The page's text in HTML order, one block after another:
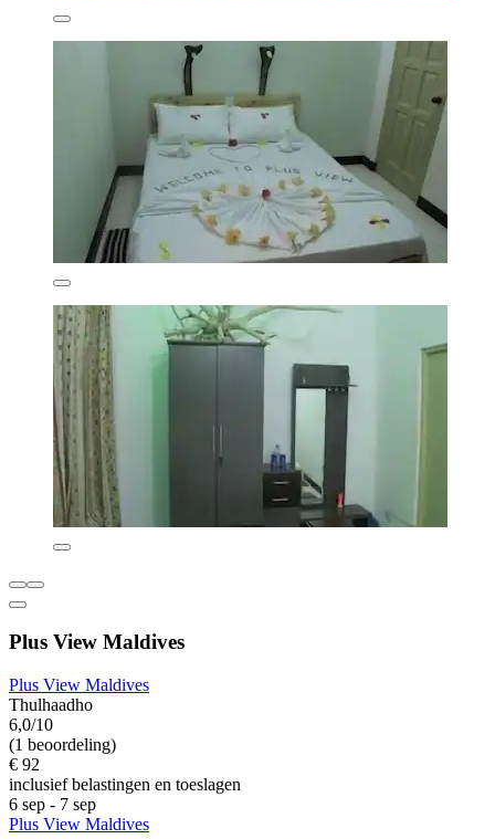
Plus View Maldives
Plus View Maldives
Thulhaadho
6,0/10
(1 beoordeling)
€ 92
inclusief belastingen en toeslagen
6 sep - 7 sep
Plus View Maldives